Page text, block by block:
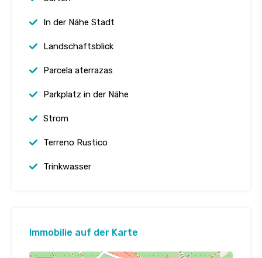
In der Nähe Stadt
Landschaftsblick
Parcela aterrazas
Parkplatz in der Nähe
Strom
Terreno Rustico
Trinkwasser
Immobilie auf der Karte